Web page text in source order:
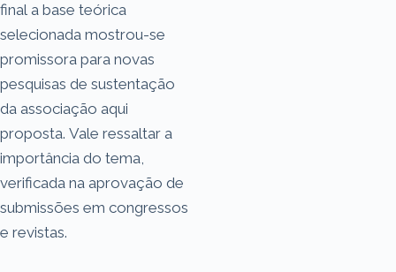
final a base teórica
selecionada mostrou-se
promissora para novas
pesquisas de sustentação
da associação aqui
proposta. Vale ressaltar a
importância do tema,
verificada na aprovação de
submissões em congressos
e revistas.